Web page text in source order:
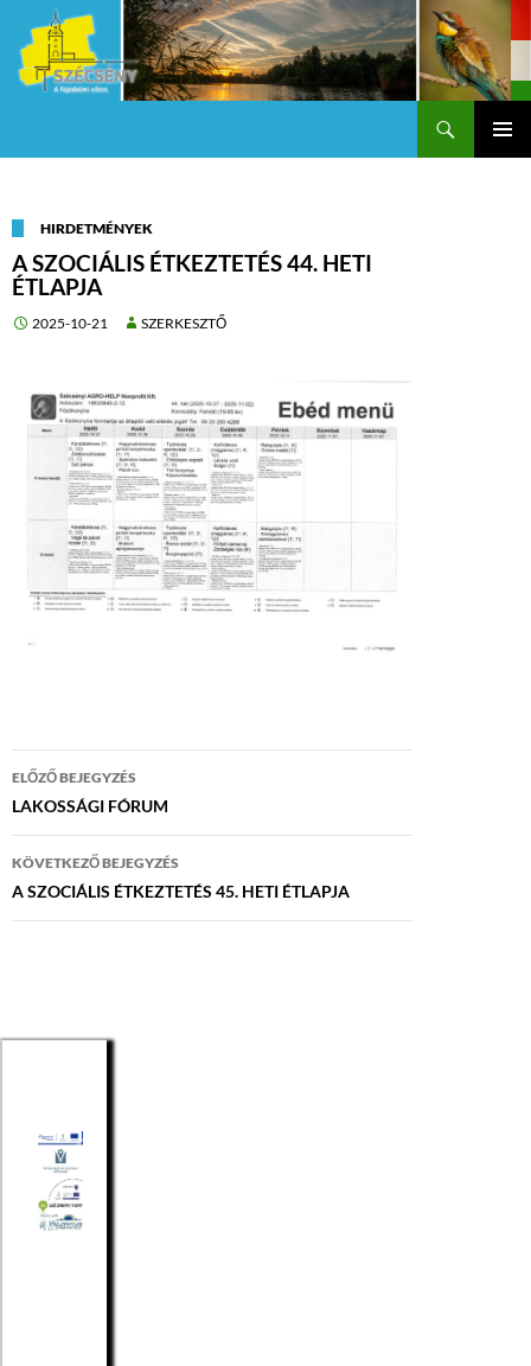
HIRDETMÉNYEK
A SZOCIÁLIS ÉTKEZTETÉS 44. HETI
ÉTLAPJA
2025-10-21 SZERKESZTŐ
Bejegyzés
navigáció
ELŐZŐ BEJEGYZÉS
LAKOSSÁGI FÓRUM
KÖVETKEZŐ BEJEGYZÉS
A SZOCIÁLIS ÉTKEZTETÉS 45. HETI ÉTLAPJA